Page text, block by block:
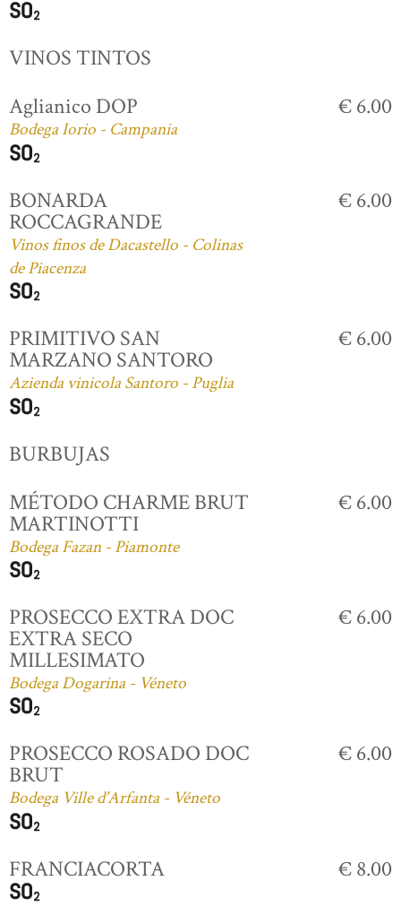
VINOS TINTOS
Aglianico DOP
Bodega Iorio - Campania
€ 6.00
BONARDA
ROCCAGRANDE
Vinos finos de Dacastello - Colinas
de Piacenza
€ 6.00
PRIMITIVO SAN
MARZANO SANTORO
Azienda vinicola Santoro - Puglia
€ 6.00
BURBUJAS
MÉTODO CHARME BRUT
MARTINOTTI
Bodega Fazan - Piamonte
€ 6.00
PROSECCO EXTRA DOC
EXTRA SECO
MILLESIMATO
Bodega Dogarina - Véneto
€ 6.00
PROSECCO ROSADO DOC
BRUT
Bodega Ville d'Arfanta - Véneto
€ 6.00
FRANCIACORTA € 8.00